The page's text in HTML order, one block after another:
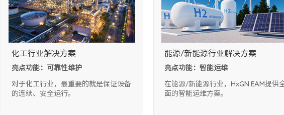
化工行业解决方案
亮点功能：可靠性维护
对于化工行业，最重要的就是保证设备
的连续、安全运行。
能源/新能源行业解决方案
亮点功能：智能运维
在能源/新能源行业，HxGN EAM提供
面的智能运维方案。